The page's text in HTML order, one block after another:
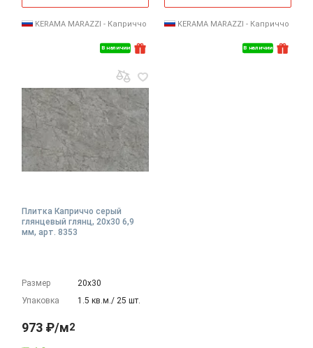
В наличии
KERAMA MARAZZI - Каприччо
В наличии
KERAMA MARAZZI - Каприччо
Плитка Каприччо серый
глянцевый глянц, 20x30 6,9
мм, арт. 8353
Размер
20х30
Упаковка
1.5 кв.м./ 25 шт.
973 ₽/м2